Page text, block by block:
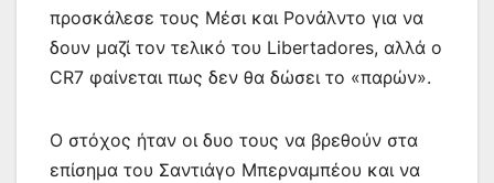
o
k
p
g
er
τε
ίτ
ε
προσκάλεσε τους Μέσι και Ρονάλντο για να
δουν μαζί τον τελικό του Libertadores, αλλά ο
CR7 φαίνεται πως δεν θα δώσει το «παρών».
Ο στόχος ήταν οι δυο τους να βρεθούν στα
επίσημα του Σαντιάγο Μπερναμπέου και να